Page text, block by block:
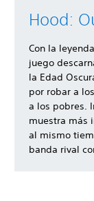
Hood:
Con la
juego
la Edad
por robar a
a los pobres.
muestra más
al mismo
banda rival